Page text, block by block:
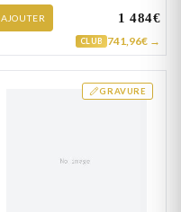
AJOUTER 1 484€
CLUB 741,96€ →
GRAVURE